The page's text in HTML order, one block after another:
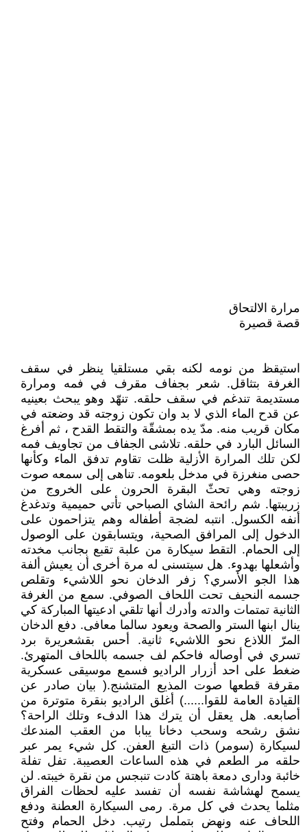
مرارة الالتحاق
قصة قصيرة
استيقظ من نومه لكنه بقي مستلقيا ينظر في سقف
الغرفة بتثاقل. شعر بجفاف مقرف في فمه ومرارة
مستديمة تندغم في سقف حلقه. تنهّد وهو يبحث بعينيه
عن قدح الماء الذي لا بد وان تكون زوجته قد وضعته في
مكان قريب منه. مدّ يده بمشقّة والتقط القدح ، ثم أفرغ
السائل البارد في حلقه. تلاشى الجفاف من تجاويف فمه
لكن تلك المرارة الأزلية ظلت تقاوم تدفق الماء وكأنها
حصى منغرزة في مدخل بلعومه. تناهى إلى سمعه صوت
زوجته وهي تحثّ البقرة الحرون على الخروج من
زريبتها. شم رائحة الشاي الصباحي تأتي حميمية وتدغدغ
أنفه الكسول. انتبه لضجة أطفاله وهم يتزاحمون على
الدخول إلى المرافق الصحية، ويتسابقون على الوصول
إلى الحمام. التقط سيكارة من علبة تقبع بجانب مخدته
وأشعلها بهدوء. هل سيتسنى له مرة أخرى أن يعيش ألفة
هذا الجو الأسري؟ زفر الدخان نحو اللاشيء وتقلص
جسمه النحيف تحت اللحاف الصوفي. سمع من الغرفة
الثانية تمتمات والدته وأدرك أنها تلقي ادعيتها المباركة كي
ينال ابنها الستر والصحة ويعود سالما معافى. دفع الدخان
المرّ اللاذع نحو اللاشيء ثانية. أحس بقشعريرة برد
تسري في أوصاله فاحكم لف جسمه باللحاف المتهرئ.
ضغط على احد أزرار الراديو فسمع موسيقى عسكرية
مقرفة قطعها صوت المذيع المتشنج.( بيان صادر عن
القيادة العامة للقوا......) أغلق الراديو بنقرة متوترة من
أصابعه. هل يعقل أن يترك هذا الدفء وتلك الراحة؟
نشق رشحه وسحب دخانا يبابا من العقب المندعك
لسيكارة (سومر) ذات التبغ العفن. كل شيء يمر عبر
حلقه مر الطعم في هذه الساعات العصيبة. تفل تفلة
خائبة ودارى دمعة باهتة كادت تنبجس من نقرة خيبته. لن
يسمح لهشاشة نفسه أن تفسد عليه لحظات الفراق
مثلما يحدث في كل مرة. رمى السيكارة العطنة ودفع
اللحاف عنه ونهض بتململ رتيب. دخل الحمام وفتح